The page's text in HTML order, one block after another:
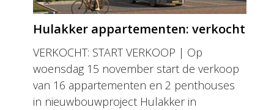
Hulakker appartementen: verkocht
VERKOCHT: START VERKOOP | Op
woensdag 15 november start de verkoop
van 16 appartementen en 2 penthouses
in nieuwbouwproject Hulakker in